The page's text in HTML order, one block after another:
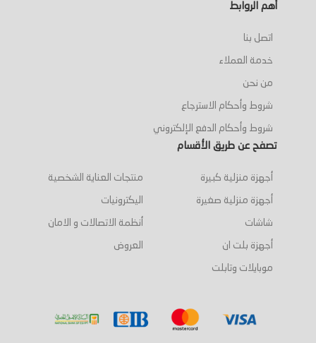
أهم الروابط
اتصل بنا
خدمة العملاء
من نحن
شروط وأحكام الاسترجاع
شروط وأحكام الدفع الإلكتروني
تصفح عن طريق الأقسام
أجهزة منزلية كبيرة
أجهزة منزلية صغيرة
شاشات
أجهزة بلت ان
موبايلات وتابلت
منتجات العناية الشخصية
اليكترونيات
أنظمة الاتصالات و الامان
العروض